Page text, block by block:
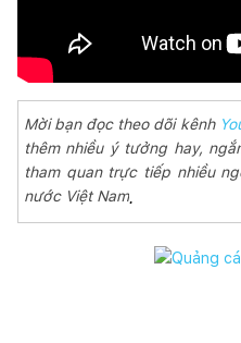
Mời bạn đọc theo dõi kênh
thêm nhiều ý tưởng hay,
tham quan trực tiếp nhiều
nước Việt Nam.